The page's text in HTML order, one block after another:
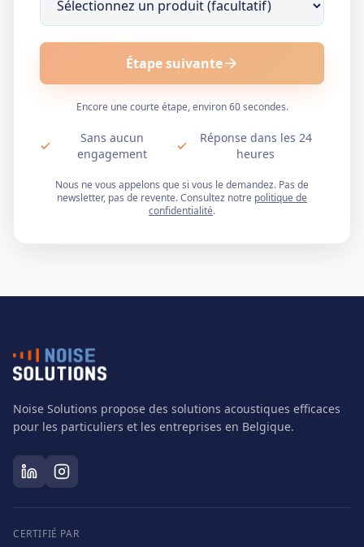
Étape suivante
Encore une courte étape, environ 60 secondes.
Sans aucun
engagement
·
Réponse dans les 24
heures
Nous ne vous appelons que si vous le demandez. Pas de
newsletter, pas de revente. Consultez notre politique de
confidentialité.
Noise Solutions propose des solutions acoustiques efficaces
pour les particuliers et les entreprises en Belgique.
CERTIFIÉ PAR